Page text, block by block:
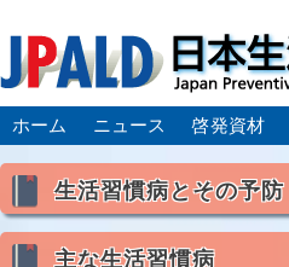
ホーム ニュース 啓発資材
生活習慣病とその予防
主な生活習慣病